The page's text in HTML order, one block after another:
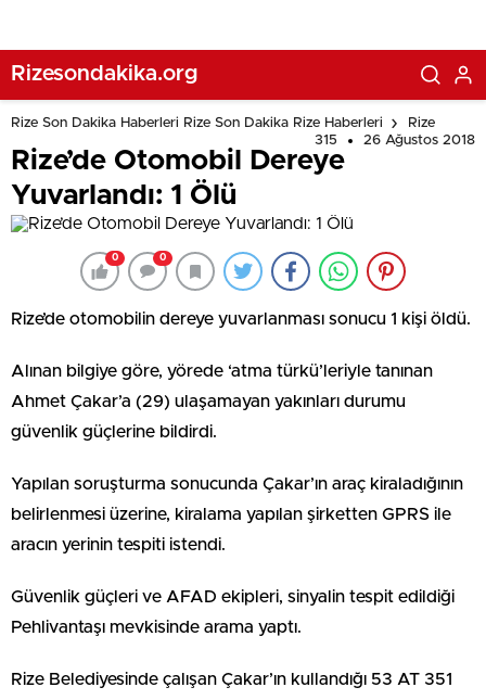
Rizesondakika.org
Rize Son Dakika Haberleri Rize Son Dakika Rize Haberleri
Rize
315
26 Ağustos 2018
Rize’de Otomobil Dereye
Yuvarlandı: 1 Ölü
0 0
Rize’de otomobilin dereye yuvarlanması sonucu 1 kişi öldü.
Alınan bilgiye göre, yörede ‘atma türkü’leriyle tanınan
Ahmet Çakar’a (29) ulaşamayan yakınları durumu
güvenlik güçlerine bildirdi.
Yapılan soruşturma sonucunda Çakar’ın araç kiraladığının
belirlenmesi üzerine, kiralama yapılan şirketten GPRS ile
aracın yerinin tespiti istendi.
Güvenlik güçleri ve AFAD ekipleri, sinyalin tespit edildiği
Pehlivantaşı mevkisinde arama yaptı.
Rize Belediyesinde çalışan Çakar’ın kullandığı 53 AT 351